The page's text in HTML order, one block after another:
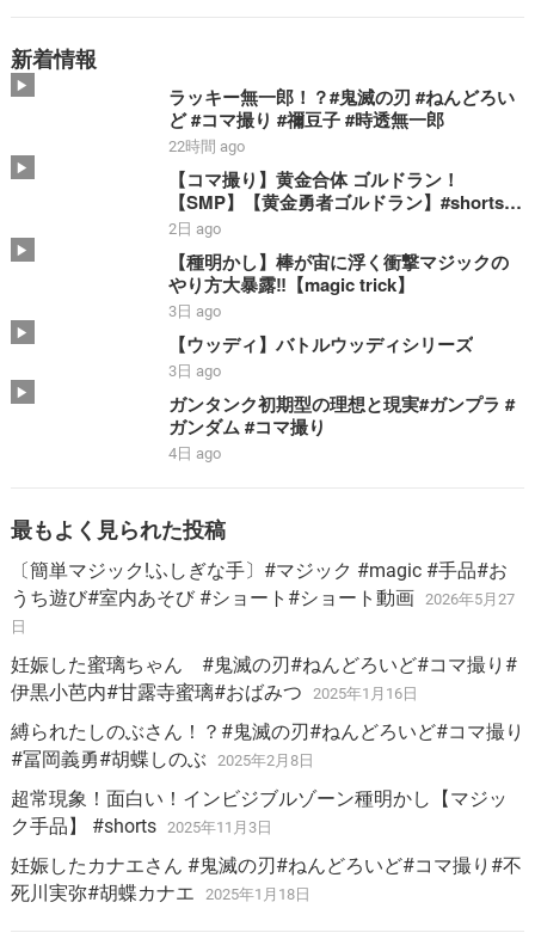
新着情報
ラッキー無一郎！？#鬼滅の刃 #ねんどろい
ど #コマ撮り #禰豆子 #時透無一郎
22時間 ago
【コマ撮り】黄金合体 ゴルドラン！
【SMP】【黄金勇者ゴルドラン】#shorts #
ゴルドラン #smp #stopmotion #黄金合体
＃勇者 #bandai
2日 ago
【種明かし】棒が宙に浮く衝撃マジックの
やり方大暴露‼️【magic trick】
3日 ago
【ウッディ】バトルウッディシリーズ
3日 ago
ガンタンク初期型の理想と現実#ガンプラ #
ガンダム #コマ撮り
4日 ago
最もよく見られた投稿
〔簡単マジック!ふしぎな手〕#マジック #magic #手品#お
うち遊び#室内あそび #ショート#ショート動画
2026年5月27
日
妊娠した蜜璃ちゃん #鬼滅の刃#ねんどろいど#コマ撮り#
伊黒小芭内#甘露寺蜜璃#おばみつ
2025年1月16日
縛られたしのぶさん！？#鬼滅の刃#ねんどろいど#コマ撮り
#冨岡義勇#胡蝶しのぶ
2025年2月8日
超常現象！面白い！インビジブルゾーン種明かし【マジッ
ク手品】 #shorts
2025年11月3日
妊娠したカナエさん #鬼滅の刃#ねんどろいど#コマ撮り#不
死川実弥#胡蝶カナエ
2025年1月18日